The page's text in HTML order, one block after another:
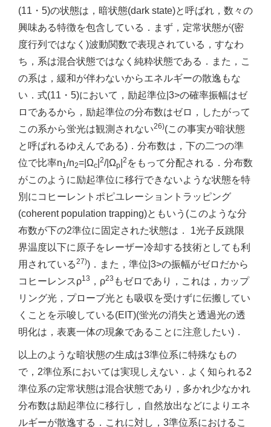
(11・5)の状態は，暗状態(dark state)と呼ばれ，数々の
興味ある特徴を包含している．まず，定常状態が(密
度行列ではなく)波動関数で表現されている，すなわ
ち，系は混合状態ではなく純粋状態である．また，こ
の系は，緩和が伴わないからエネルギーの散逸もな
い．式(11・5)において，励起準位|3>の確率振幅はゼ
ロであるから，励起準位の分布数はゼロ，したがって
この系から蛍光は観測されない26)(この事実が暗状態
と呼ばれるゆえんである)．分布数は，下の二つの準
位で比率n1/n2=|Ωc
2/|Ωp
2 をもって分配される．分布数
がこのように励起準位に移行できないような状態を特
別にコヒーレントポピユレーショントラッピング
(coherent population trapping)ともいう(このような分
布数が下の2準位に固定された状態は． 1光子反跳限
界温度以下に原子をレーザー冷却する技術としても利
用されている27))．また，準位|3>の振幅がゼロだから
コヒーレンスρ13 ，ρ23 もゼロであり，これは，カップ
リング光，プローブ光とも吸収を受けずに伝搬してい
くことを示唆している(EIT)(蛍光の消失と透過光の透
明化は，表裏一体の現象であることに注意したい)．
以上のような暗状態の生成は3準位系に特殊なもの
で，2準位系においては実現しえない．よく知られる2
準位系の定常状態は混合状態であり，多かれ少なかれ
分布数は励起準位に移行し，自然放出などによりエネ
ルギーが散逸する．これに対し，3準位系におけるこ